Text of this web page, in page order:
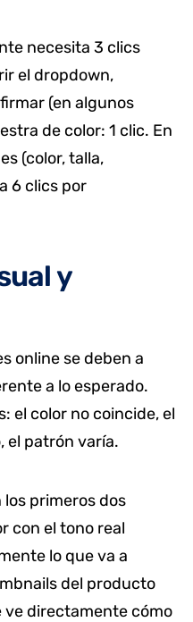
necesita 3 clics
el dropdown,
(en algunos
de color: 1 clic. En
(color, talla,
6 clics por
y
online se deben a
a lo esperado.
el color no coincide, el
el patrón varía.
primeros dos
con el tono real
lo que va a
del producto
ve directamente cómo